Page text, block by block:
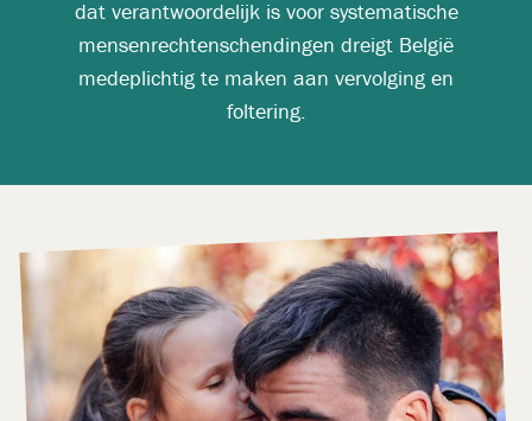
dat verantwoordelijk is voor systematische
mensenrechtenschendingen dreigt België
medeplichtig te maken aan vervolging en
foltering.